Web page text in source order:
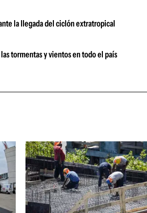
la llegada del ciclón extratropical
tormentas y vientos en todo el país